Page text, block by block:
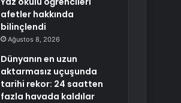
afetler hakkında
bilinçlendi
Ağustos 8, 2026
Dünyanın en uzun
aktarmasız uçuşunda
tarihi rekor: 24 saatten
fazla havada kaldılar